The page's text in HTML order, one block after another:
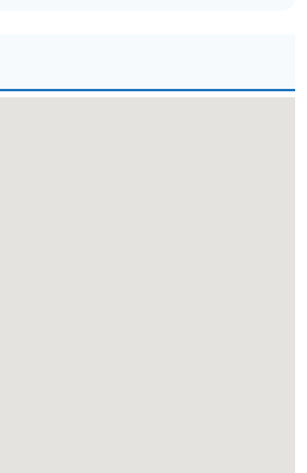
ムやヨーグルト、チーズなどが楽